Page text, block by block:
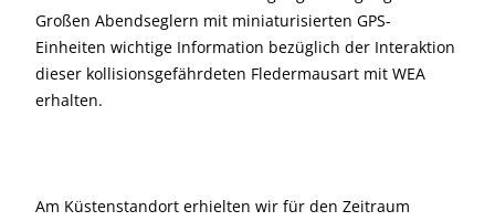
Großen Abendseglern mit miniaturisierten GPS-
Einheiten wichtige Information bezüglich der Interaktion
dieser kollisionsgefährdeten Fledermausart mit WEA
erhalten.
Am Küstenstandort erhielten wir für den Zeitraum